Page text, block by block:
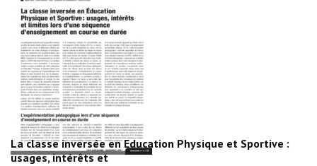
La classe inversée en Education Physique et Sportive :
usages, intérêts et